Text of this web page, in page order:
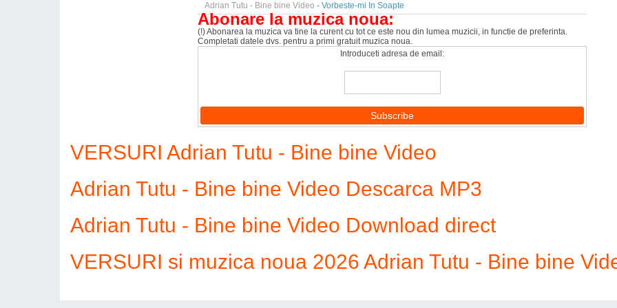
Adrian Tutu - Bine bine Video - Vorbeste-mi In Soapte
Abonare la muzica noua:
(!) Abonarea la muzica va tine la curent cu tot ce este nou din lumea muzicii, in functie de preferinta.
Completati datele dvs. pentru a primi gratuit muzica noua.
Introduceti adresa de email:
VERSURI Adrian Tutu - Bine bine Video
Adrian Tutu - Bine bine Video Descarca MP3
Adrian Tutu - Bine bine Video Download direct
VERSURI si muzica noua 2026 Adrian Tutu - Bine bine